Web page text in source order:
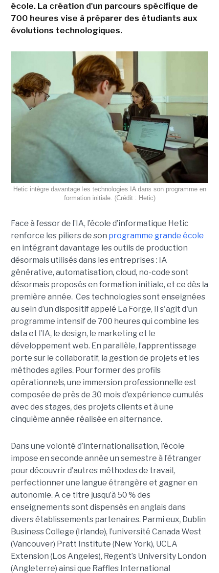
école. La création d'un parcours spécifique de
700 heures vise à préparer des étudiants aux
évolutions technologiques.
Hetic intègre davantage les technologies IA dans son programme en
formation initiale. (Crédit : Hetic)
Face à l’essor de l’IA, l’école d’informatique Hetic
renforce les piliers de son programme grande école
en intégrant davantage les outils de production
désormais utilisés dans les entreprises : IA
générative, automatisation, cloud, no-code sont
désormais proposés en formation initiale, et ce dès la
première année. Ces technologies sont enseignées
au sein d’un dispositif appelé La Forge, Il s'agit d'un
programme intensif de 700 heures qui combine les
data et l’IA, le design, le marketing et le
développement web. En parallèle, l’apprentissage
porte sur le collaboratif, la gestion de projets et les
méthodes agiles. Pour former des profils
opérationnels, une immersion professionnelle est
composée de près de 30 mois d’expérience cumulés
avec des stages, des projets clients et à une
cinquième année réalisée en alternance.
Dans une volonté d’internationalisation, l’école
impose en seconde année un semestre à l’étranger
pour découvrir d’autres méthodes de travail,
perfectionner une langue étrangère et gagner en
autonomie. A ce titre jusqu’à 50 % des
enseignements sont dispensés en anglais dans
divers établissements partenaires. Parmi eux, Dublin
Business College (Irlande), l’université Canada West
(Vancouver) Pratt Institute (New York), UCLA
Extension (Los Angeles), Regent’s University London
(Angleterre) ainsi que Raffles International